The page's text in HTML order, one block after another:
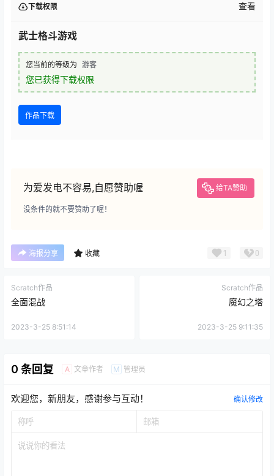
下载权限 查看
武士格斗游戏
您当前的等级为 游客
您已获得下载权限
作品下载
为爱发电不容易,自愿赞助喔 给TA赞助
没条件的就不要赞助了喔！
海报分享 收藏 1 0
Scratch作品
全面混战
2023-3-25 8:51:14
Scratch作品
魔幻之塔
2023-3-25 9:11:35
0 条回复 A 文章作者 M 管理员
欢迎您，新朋友，感谢参与互动！ 确认修改